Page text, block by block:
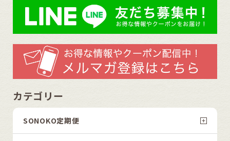
カテゴリー
SONOKO定期便